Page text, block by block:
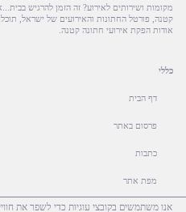
מקומות ושירותים לאירוע? זה הזמן להרגיש
קטנה, פורטל החתונות והאירועים של ישראל,
אודות הפקת אירועי חתונה קטנה.
כללי
דף הבית
פרסום באתר
כתבות
מפת אתר
הצהרת נגישות
אנו משתמשים בקובצי עוגיות כדי לשפר את